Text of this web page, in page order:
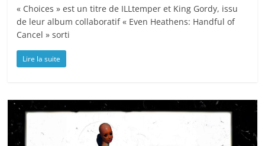
« Choices » est un titre de ILLtemper et King Gordy, issu
de leur album collaboratif « Even Heathens: Handful of
Cancel » sorti
Lire la suite